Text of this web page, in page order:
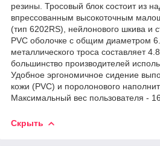
резины. Тросовый блок состоит из
впрессованным высокоточным
(тип 6202RS), нейлонового шкива и
PVC оболочке с общим диаметром
металлического троса составляет
большинство производителей
Удобное эргономичное сидение
кожи (PVC) и поролонового
Максимальный вес пользователя -
Скрыть